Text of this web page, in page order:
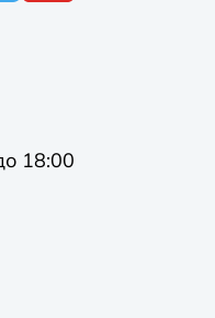
18:00